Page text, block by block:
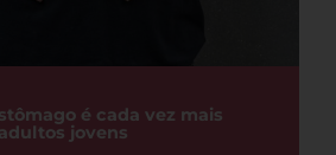
é cada vez mais
jovens